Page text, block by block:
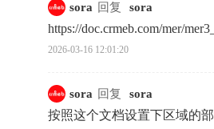
sora 回复 sora
https://doc.crmeb.com/mer/
2026-03-16 12:01:20
sora 回复 sora
按照这个文档设置下区域的